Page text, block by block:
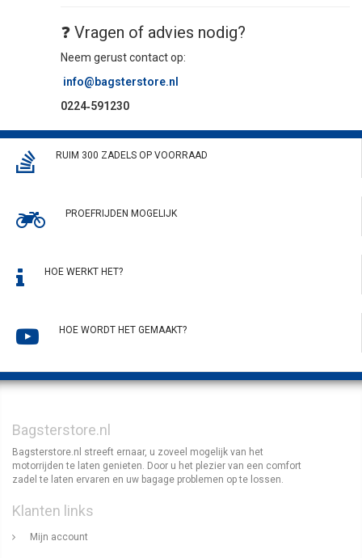
❓ Vragen of advies nodig?
Neem gerust contact op:
info@bagsterstore.nl
0224‑591230
RUIM 300 ZADELS OP VOORRAAD
PROEFRIJDEN MOGELIJK
HOE WERKT HET?
HOE WORDT HET GEMAAKT?
Bagsterstore.nl
Bagsterstore.nl streeft ernaar, u zoveel mogelijk van het
motorrijden te laten genieten. Door u het plezier van een comfort
zadel te laten ervaren en uw bagage problemen op te lossen.
Klanten links
Mijn account